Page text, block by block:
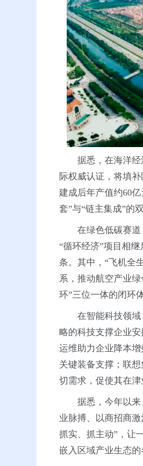
据悉，在海洋
际权威认证，将填
建成后年产值约60
套”与“链主集成”的
在绿色低碳赛
“循环经济”项目相
条。其中，“飞机全
系，推动航空产业
环”三位一体的闭环
在智能科技领
略的科技支撑企业
运维助力企业降本
关键装备支撑；联
切需求，促使其在津
据悉，今年以
业脉搏、以商招商
抓实、抓主动”，让
嵌入区域产业生态